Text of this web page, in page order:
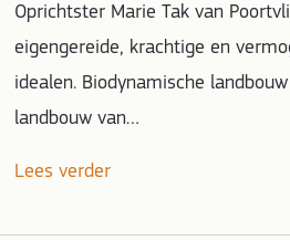
Oprichtster Marie Tak van
eigengereide, krachtige en
idealen. Biodynamische
landbouw van…
Lees verder